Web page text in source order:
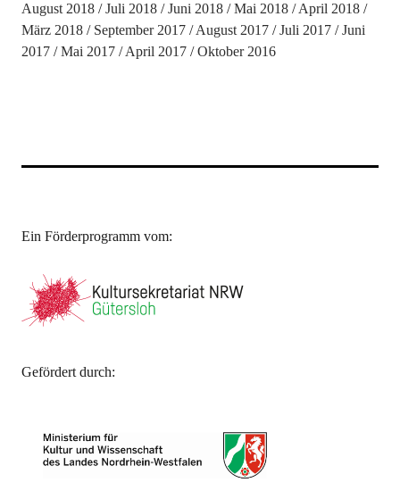
August 2018
Juli 2018 Juni 2018 Mai 2018
April 2018
März 2018
September 2017 August 2017 Juli 2017
Juni
2017
Mai 2017 April 2017 Oktober 2016
Ein Förderprogramm vom:
Gefördert durch: